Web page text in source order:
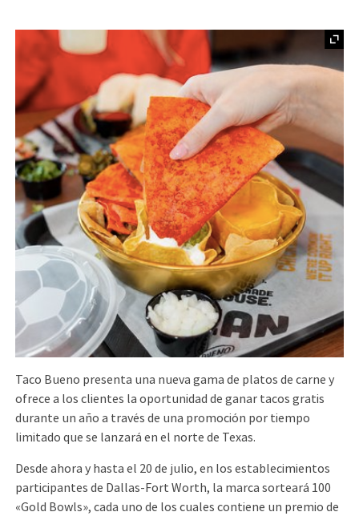
Taco Bueno presenta una nueva gama de platos de carne y
ofrece a los clientes la oportunidad de ganar tacos gratis
durante un año a través de una promoción por tiempo
limitado que se lanzará en el norte de Texas.
Desde ahora y hasta el 20 de julio, en los establecimientos
participantes de Dallas-Fort Worth, la marca sorteará 100
«Gold Bowls», cada uno de los cuales contiene un premio de